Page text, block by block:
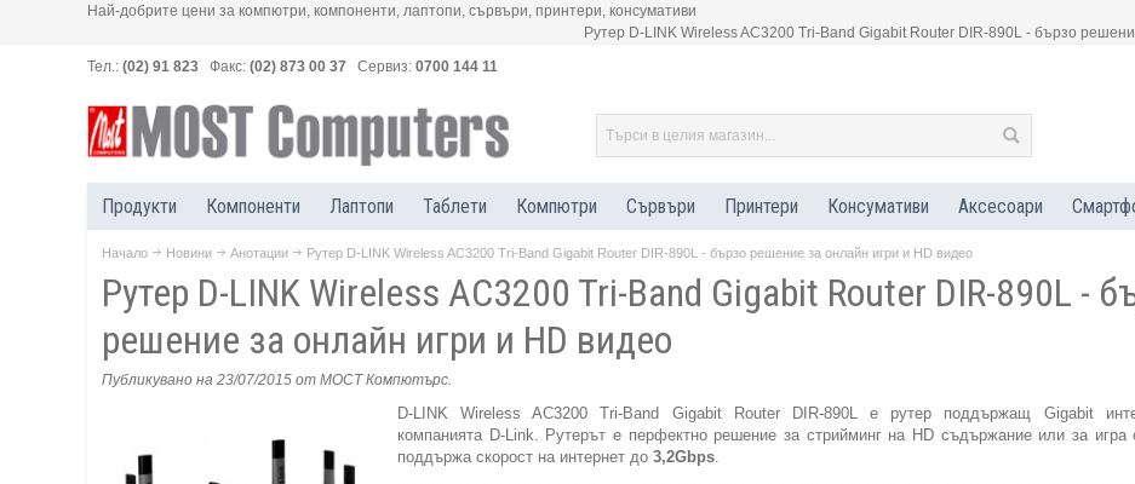
Най-добрите цени за компютри, компоненти, лаптопи, сървъри, принтери, консумативи
Рутер D-LINK Wireless AC3200 Tri-Band Gigabit Router DIR-890L - бързо
Тел.: (02) 91 823 Факс: (02) 873 00 37 Сервиз: 0700 144 11
Продукти Компоненти Лаптопи Таблети Компютри Сървъри Принтери Консумативи Аксесоари
Начало Новини Анотации Рутер D-LINK Wireless AC3200 Tri-Band Gigabit Router DIR-890L - бързо решение за онлайн игри и HD видео
Рутер D-LINK Wireless AC3200 Tri-Band Gigabit Router DIR-890L -
решение за онлайн игри и HD видео
Публикувано на 23/07/2015 от МОСТ Компютърс
D-LINK Wireless AC3200 Tri-Band Gigabit Router DIR-890L е рутер поддържащ Gigabit
компанията D-Link. Рутерът е перфектно решение за стрийминг на HD съдържание или за игра
поддържа скорост на интернет до 3,2Gbps.